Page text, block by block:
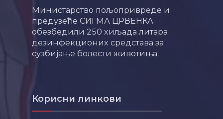
Министарство пољопривреде и
предузеће СИГМА ЦРВЕНКА
обезбедили 250 хиљада литара
дезинфекционих средстава за
сузбијање болести животиња
Корисни линкови